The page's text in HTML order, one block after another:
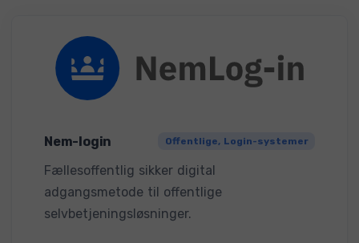
Nem-login Offentlige, Login-systemer
Fællesoffentlig sikker digital
adgangsmetode til offentlige
selvbetjeningsløsninger.